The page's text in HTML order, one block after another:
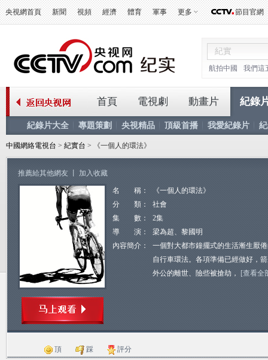
央視網首頁 新聞 視頻 經濟 體育 軍事 更多 節目官網
航拍中國 我們這
首頁 電視劇 動畫片 紀錄
紀錄片大全 專題策劃 央視精品 頂級首播 我愛紀錄片
中國網絡電視台 > 紀實台 > 《一個人的環法》
推薦給其他網友 加入收藏
名 稱：
《一個人的環法》
分 類：
社會
集 數：
2集
導 演：
梁為超、黎國明
內容簡介：
一個對大都市鐘擺式的生活漸生厭
自行車環法。各項準備已經做好，
外公的離世、險些被搶劫，
[查看全
頂 踩 評分